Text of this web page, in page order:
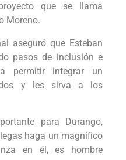
que se llama
Moreno.
aseguró que Esteban
pasos de inclusión e
permitir integrar un
y les sirva a los
para Durango,
haga un magnífico
en él, es hombre